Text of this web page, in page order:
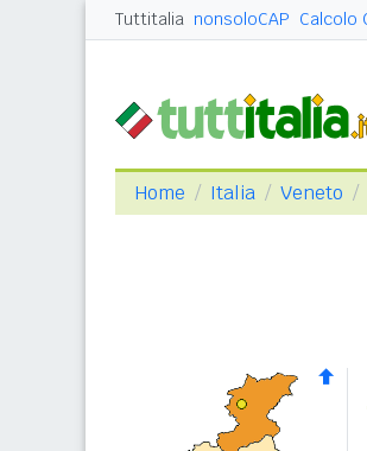
Tuttitalia nonsoloCAP Calcolo
Home Italia Veneto